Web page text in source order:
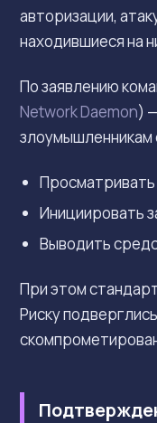
авторизации,
находившиеся на
По заявлению
Network Daemon)
Просматривать
Инициировать
Выводить
При этом
Риску